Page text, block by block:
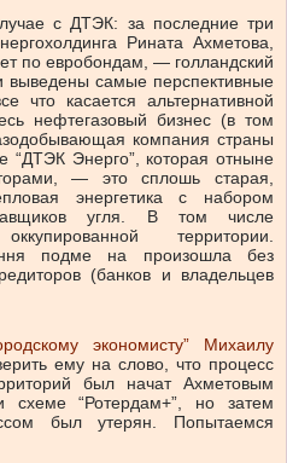
с ДТЭК: за последние три
Рината Ахметова,
по евробондам, — голландский
самые перспективные
что касается альтернативной
нефтегазовый бизнес (в том
компания страны
“ДТЭК Энерго”, которая отныне
— это сплошь старая,
энергетика с набором
угля. В том числе
территории.
подме на произошла без
(банков и владельцев
экономисту” Михаилу
ему на слово, что процесс
был начат Ахметовым
схеме “Ротердам+”, но затем
был утерян. Попытаемся